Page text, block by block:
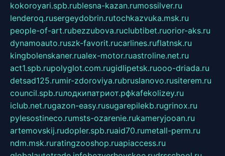
kokoroyari.spb.rublesna-kazan.rumossilver.ru
lenderoq.rusergeydobrin.rutochkazvuka.msk.ru
people-of-art.rubezzubova.ruclubtibet.ruorior-aks.ru
dynamoauto.ruszk-favorit.rucarlines.ruflatnsk.ru
kingbolenskaner.rualex-motor.ruastroline.net.ru
act1.spb.rupolyglot.com.rugidlipetsk.ruooo-driada.ru
detsad125.rumir-zdoroviya.rubruslanovo.rusiterem.ru
council.spb.ruлодкипатриот.рфkafekolizey.ru
iclub.net.rugazon-easy.rusugarepilekb.rugrinox.ru
pylesostineco.rumsts-ozarenie.rukameryjooan.ru
artemovskij.rudopler.spb.ruaid70.rumetall-perm.ru
ndm.msk.ruratingzooshop.ruapiaccess.ru